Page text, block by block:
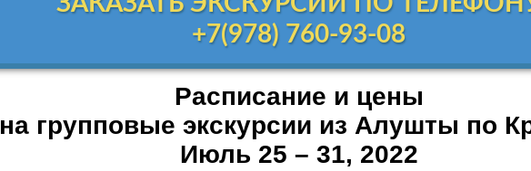
+7(978) 760-93-08
Расписание и цены
на групповые экскурсии из Алушты по
Июль 25 – 31, 2022